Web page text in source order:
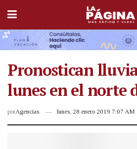
Pronostican
lunes en el norte
porAgencias lunes, 28 enero 2019 7:07 AM